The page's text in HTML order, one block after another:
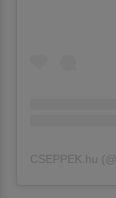
CSEPPEK.hu (@